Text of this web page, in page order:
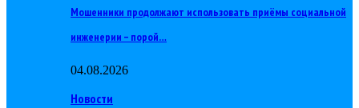
Мошенники продолжают использовать приёмы социальной
инженерии – порой…
04.08.2026
Новости